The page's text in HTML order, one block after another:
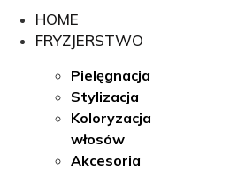
HOME
FRYZJERSTWO
Pielęgnacja
Stylizacja
Koloryzacja
włosów
Akcesoria